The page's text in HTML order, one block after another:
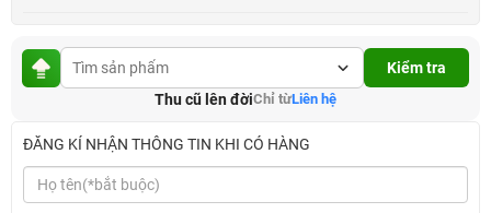
Kiểm tra
Thu cũ lên đờiChỉ từLiên hệ
ĐĂNG KÍ NHẬN THÔNG TIN KHI CÓ HÀNG